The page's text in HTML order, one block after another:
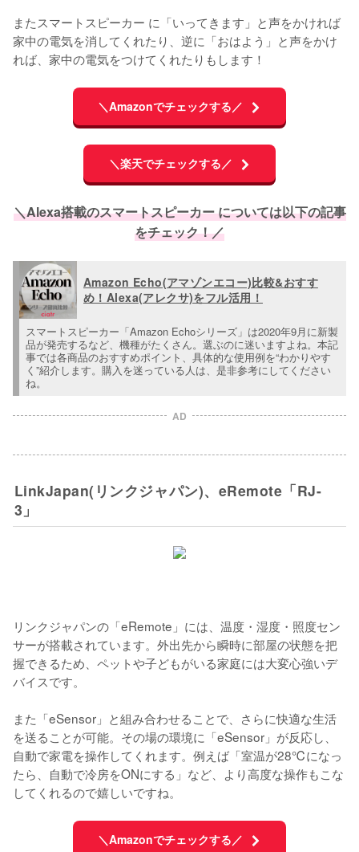
またスマートスピーカー に「いってきます」と声をかければ
家中の電気を消してくれたり、逆に「おはよう」と声をかけ
れば、家中の電気をつけてくれたりもします！
＼Amazonでチェックする／
＼楽天でチェックする／
＼Alexa搭載のスマートスピーカー については以下の記事
をチェック！／
Amazon Echo(アマゾンエコー)比較&おすす
め！Alexa(アレクサ)をフル活用！
スマートスピーカー「Amazon Echoシリーズ」は2020年9月に新製
品が発売するなど、機種がたくさん。選ぶのに迷いますよね。本記
事では各商品のおすすめポイント、具体的な使用例を“わかりやす
く”紹介します。購入を迷っている人は、是非参考にしてください
ね。
AD
LinkJapan(リンクジャパン)、eRemote「RJ-
3」
リンクジャパンの「eRemote」には、温度・湿度・照度セン
サーが搭載されています。外出先から瞬時に部屋の状態を把
握できるため、ペットや子どもがいる家庭には大変心強いデ
バイスです。
また「eSensor」と組み合わせることで、さらに快適な生活
を送ることが可能。その場の環境に「eSensor」が反応し、
自動で家電を操作してくれます。例えば「室温が28℃になっ
たら、自動で冷房をONにする」など、より高度な操作もこな
＼Amazonでチェックする／